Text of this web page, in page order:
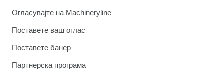
Огласувајте на Machineryline
Поставете ваш оглас
Поставете банер
Партнерска програма